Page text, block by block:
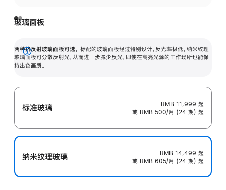
玻璃面板
两种抗反射玻璃面板可选。 标配的玻璃面板经过特别设计，反光率极低。纳米纹理
玻璃面板可分散反射光，从而进一步减少反光，即使在高亮光源的工作场所也能保
持出色画质。
展
开
标准玻璃 RMB 11,999 起
或 RMB 500/月 (24 期) 起
纳米纹理玻璃 RMB 14,499 起
或 RMB 605/月 (24 期) 起